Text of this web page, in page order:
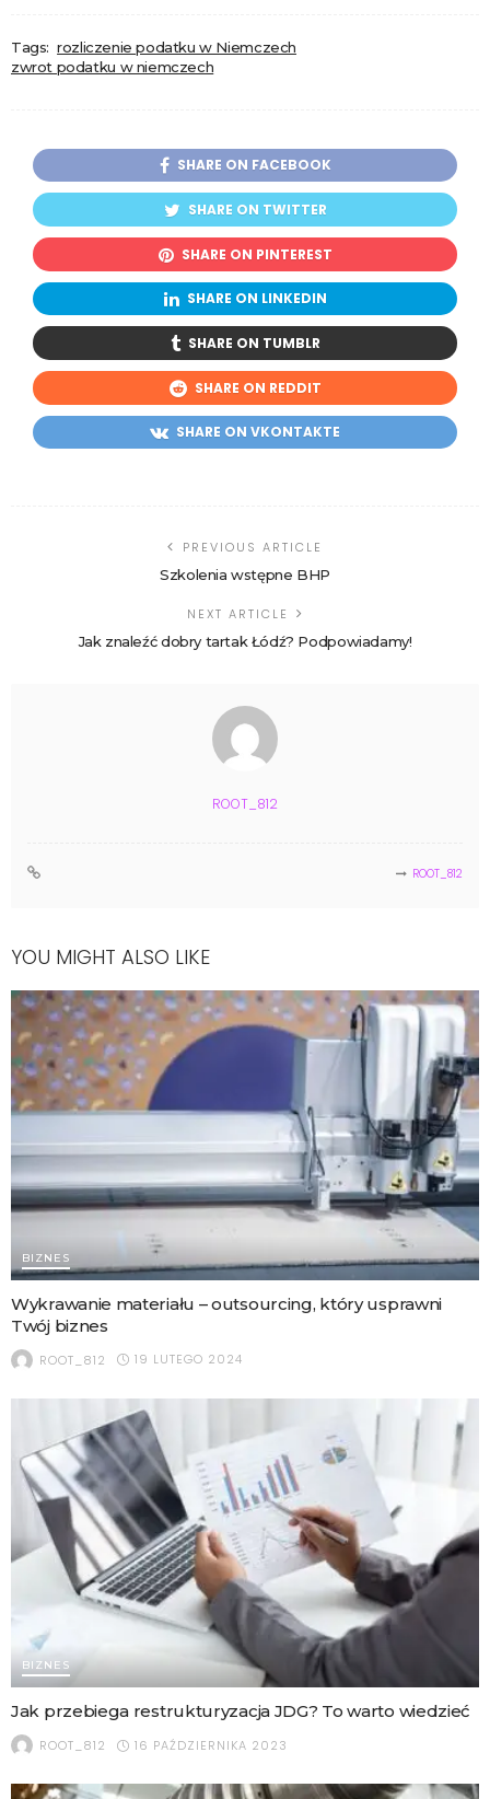
Tags: rozliczenie podatku w Niemczech
zwrot podatku w niemczech
SHARE ON FACEBOOK
SHARE ON TWITTER
SHARE ON PINTEREST
SHARE ON LINKEDIN
SHARE ON TUMBLR
SHARE ON REDDIT
SHARE ON VKONTAKTE
PREVIOUS ARTICLE
Szkolenia wstępne BHP
NEXT ARTICLE
Jak znaleźć dobry tartak Łódź? Podpowiadamy!
ROOT_812
ROOT_812
YOU MIGHT ALSO LIKE
BIZNES
Wykrawanie materiału – outsourcing, który usprawni
Twój biznes
ROOT_812 19 LUTEGO 2024
BIZNES
Jak przebiega restrukturyzacja JDG? To warto wiedzieć
ROOT_812 16 PAŹDZIERNIKA 2023